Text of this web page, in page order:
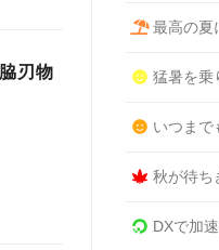
刃物
最高の夏
猛暑を乗
いつまで
秋が待ち
DXで加